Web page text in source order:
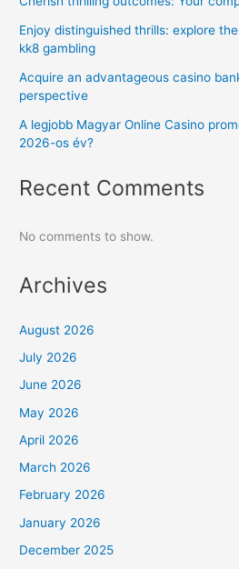
Enjoy distinguished thrills: explore
kk8 gambling
Acquire an advantageous casino
perspective
A legjobb Magyar Online Casino
2026-os év?
Recent Comments
No comments to show.
Archives
August 2026
July 2026
June 2026
May 2026
April 2026
March 2026
February 2026
January 2026
December 2025